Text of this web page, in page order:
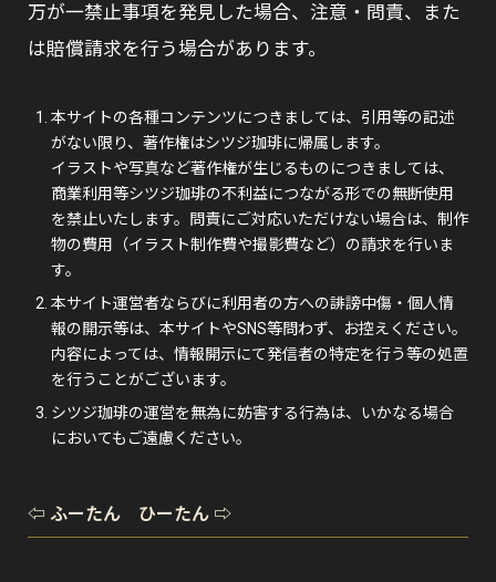
万が一禁止事項を発見した場合、注意・問責、また
は賠償請求を行う場合があります。
本サイトの各種コンテンツにつきましては、引用等の記述
がない限り、著作権はシツジ珈琲に帰属します。
イラストや写真など著作権が生じるものにつきましては、
商業利用等シツジ珈琲の不利益につながる形での無断使用
を禁止いたします。問責にご対応いただけない場合は、制作
物の費用（イラスト制作費や撮影費など）の請求を行いま
す。
本サイト運営者ならびに利用者の方への誹謗中傷・個人情
報の開示等は、本サイトやSNS等問わず、お控えください。
内容によっては、情報開示にて発信者の特定を行う等の処置
を行うことがございます。
シツジ珈琲の運営を無為に妨害する行為は、いかなる場合
においてもご遠慮ください。
⇦ ふーたん ひーたん ⇨